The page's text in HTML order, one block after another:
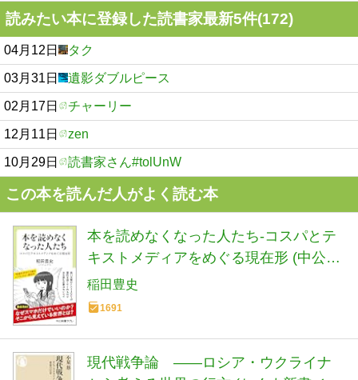
読みたい本に登録した読書家最新5件(172)
04月12日 タク
03月31日 遺影ダブルピース
02月17日 チャーリー
12月11日 zen
10月29日 読書家さん#tolUnW
この本を読んだ人がよく読む本
本を読めなくなった人たち-コスパとテ
キストメディアをめぐる現在形 (中公新
書ラクレ 861)
稲田豊史
1691
現代戦争論 ――ロシア・ウクライナ